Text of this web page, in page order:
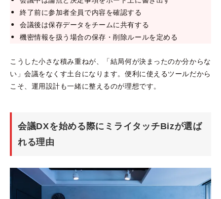
終了前に参加者全員で内容を確認する
会議後は保存データをチームに共有する
機密情報を扱う場合の保存・削除ルールを定める
こうした小さな積み重ねが、「結局何が決まったのか分からな
い」会議をなくす土台になります。便利に使えるツールだから
こそ、運用設計も一緒に整えるのが理想です。
会議DXを始める際にミライタッチBizが選ば
れる理由